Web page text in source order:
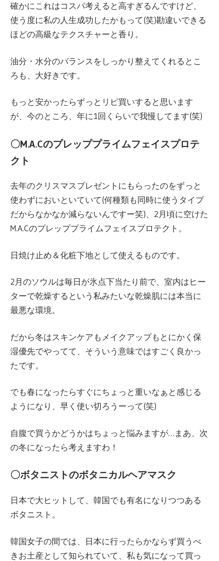
確かにこれはコスパ考えると高すぎるんですけど、
使う度に私の人生成功したかもって(笑)勘違いできる
ほどの高級なテクスチャーと香り。
油分・水分のバランスをしっかり整えてくれるとこ
ろも、大好きです。
もっと安かったらずっとリピ買いすると思います
が、今のところ、年に1回くらいで我慢してます(笑)
〇M.A.Cのプレッププライムフェイスプロテ
クト
去年のクリスマスプレゼントにもらったのをずっと
使わずにおいといていて(何種類も同時に使うタイプ
だからなかなか減らないんですー笑)、2月頃に空けた
M.A.Cのプレッププライムフェイスプロテクト。
日焼け止め＆化粧下地として使えるものです。
2月のソウルは毎日が氷点下当たり前で、室内はヒー
ターで乾燥するという私みたいな乾燥肌には本当に
最悪な環境。
だから冬はスキンケアもメイクアップもとにかく保
湿優先でやってて、そういう意味ではすごく良かっ
たです。
でも春になったらすぐにちょっと重いなぁと感じる
ようになり、早く使い切ろうーって(笑)
自腹で買うかどうかはちょっと悩みますが…まあ、次
の冬になったら考えますわ！
〇ボタニストのボタニカルヘアマスク
日本で大ヒットして、韓国でも有名になりつつある
ボタニスト。
韓国女子の間では、日本に行ったらかならず買うべ
きお土産として知られていて、私も気になって買っ